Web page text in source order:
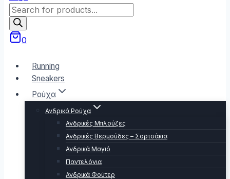
Products
search
0
Running
Sneakers
Ρούχα
Ανδρικά Ρούχα
Ανδρικές Μπλούζες
Ανδρικές Βερμούδες – Σορτσάκια
Ανδρικά Μαγιό
Παντελόνια
Ανδρικά Φούτερ